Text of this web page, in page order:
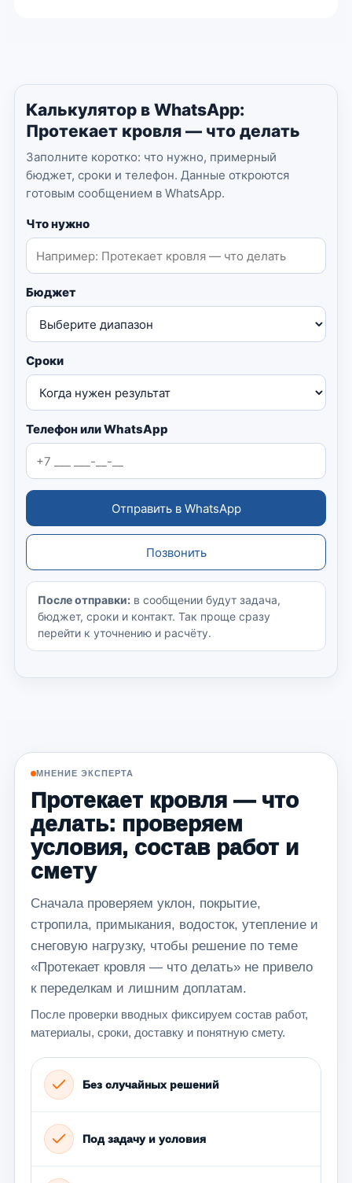
Калькулятор в WhatsApp:
Протекает кровля — что делать
Заполните коротко: что нужно, примерный
бюджет, сроки и телефон. Данные откроются
готовым сообщением в WhatsApp.
Что нужно
Бюджет
Сроки
Телефон или WhatsApp
Отправить в WhatsApp
Позвонить
После отправки: в сообщении будут задача,
бюджет, сроки и контакт. Так проще сразу
перейти к уточнению и расчёту.
МНЕНИЕ ЭКСПЕРТА
Протекает кровля — что
делать: проверяем
условия, состав работ и
смету
Сначала проверяем уклон, покрытие,
стропила, примыкания, водосток, утепление и
снеговую нагрузку, чтобы решение по теме
«Протекает кровля — что делать» не привело
к переделкам и лишним доплатам.
После проверки вводных фиксируем состав работ,
материалы, сроки, доставку и понятную смету.
Без случайных решений
Под задачу и условия